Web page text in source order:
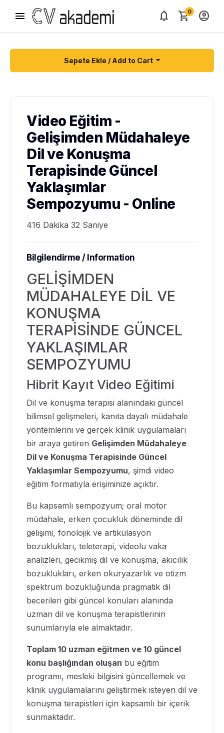
menu notifications shopping_cart0 account_circle
Sepete Ekle / Add to Cart
Video Eğitim -
Gelişimden Müdahaleye
Dil ve Konuşma
Terapisinde Güncel
Yaklaşımlar
Sempozyumu - Online
416 Dakika 32 Saniye
Bilgilendirme / Information
GELİŞİMDEN
MÜDAHALEYE DİL VE
KONUŞMA
TERAPİSİNDE GÜNCEL
YAKLAŞIMLAR
SEMPOZYUMU
Hibrit Kayıt Video Eğitimi
Dil ve konuşma terapisi alanındaki güncel
bilimsel gelişmeleri, kanıta dayalı müdahale
yöntemlerini ve gerçek klinik uygulamaları
bir araya getiren Gelişimden Müdahaleye
Dil ve Konuşma Terapisinde Güncel
Yaklaşımlar Sempozyumu, şimdi video
eğitim formatıyla erişiminize açıktır.
Bu kapsamlı sempozyum; oral motor
müdahale, erken çocukluk döneminde dil
gelişimi, fonolojik ve artikülasyon
bozuklukları, teleterapi, videolu vaka
analizleri, gecikmiş dil ve konuşma, akıcılık
bozuklukları, erken okuryazarlık ve otizm
spektrum bozukluğunda pragmatik dil
becerileri gibi güncel konuları alanında
uzman dil ve konuşma terapistlerinin
sunumlarıyla ele almaktadır.
Toplam 10 uzman eğitmen ve 10 güncel
konu başlığından oluşan bu eğitim
programı, mesleki bilgisini güncellemek ve
klinik uygulamalarını geliştirmek isteyen dil ve
konuşma terapistleri için kapsamlı bir içerik
sunmaktadır.